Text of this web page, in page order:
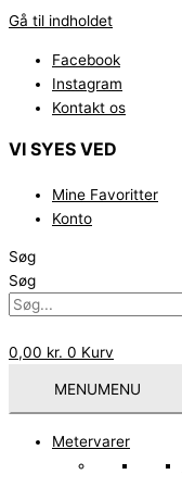
Gå til indholdet
Facebook
Instagram
Kontakt os
VI SYES VED
Mine Favoritter
Konto
Søg
Søg
0,00 kr. 0 Kurv
MENUMENU
Metervarer